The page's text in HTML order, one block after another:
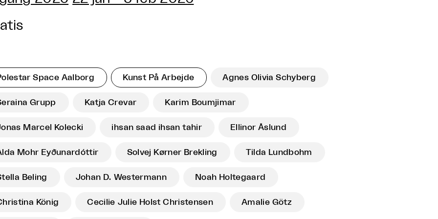
Space Aalborg Kunst På Arbejde Agnes Olivia Schyberg
Grupp Katja Crevar Karim Boumjimar
Marcel Kolecki ihsan saad ihsan tahir Ellinor Åslund
Mohr Eyðunardóttir Solvej Kørner Brekling Tilda Lundbohm
Beling Johan D. Westermann Noah Holtegaard
König Cecilie Julie Holst Christensen Amalie Götz